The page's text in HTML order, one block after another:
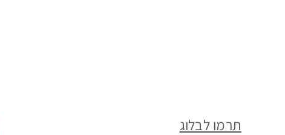
תרמו לבלוג